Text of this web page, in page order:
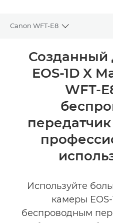
Canon WFT-E8
Toggle
Общая информация
Технические характеристики
Созданный
EOS-1D X
WFT-
Используйте
камеры
беспроводным